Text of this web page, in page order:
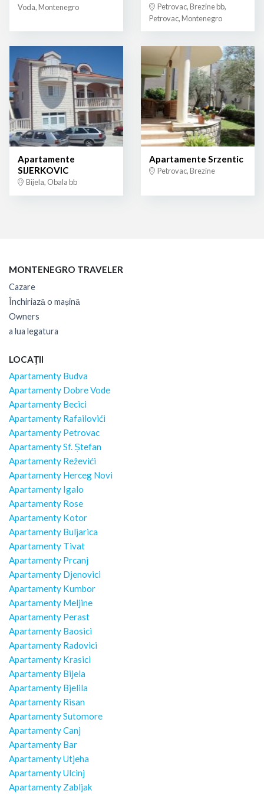
Voda, Montenegro
Petrovac, Brezine bb,
Petrovac, Montenegro
Apartamente
SIJERKOVIC
Bijela, Obala bb
Apartamente Srzentic
Petrovac, Brezine
MONTENEGRO TRAVELER
Cazare
Închiriază o mașină
Owners
a lua legatura
LOCAŢII
Apartamenty Budva
Apartamenty Dobre Vode
Apartamenty Becici
Apartamenty Rafailovići
Apartamenty Petrovac
Apartamenty Sf. Ștefan
Apartamenty Reževići
Apartamenty Herceg Novi
Apartamenty Igalo
Apartamenty Rose
Apartamenty Kotor
Apartamenty Buljarica
Apartamenty Tivat
Apartamenty Prcanj
Apartamenty Djenovici
Apartamenty Kumbor
Apartamenty Meljine
Apartamenty Perast
Apartamenty Baosici
Apartamenty Radovici
Apartamenty Krasici
Apartamenty Bijela
Apartamenty Bjelila
Apartamenty Risan
Apartamenty Sutomore
Apartamenty Canj
Apartamenty Bar
Apartamenty Utjeha
Apartamenty Ulcinj
Apartamenty Zabljak